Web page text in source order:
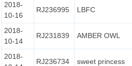
2018-
10-16
RJ236995 LBFC
2018-
10-14
RJ231839 AMBER OWL
2018-
RJ236734 sweet princess